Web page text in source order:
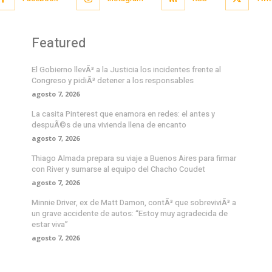
Featured
El Gobierno llevÃ³ a la Justicia los incidentes frente al
Congreso y pidiÃ³ detener a los responsables
agosto 7, 2026
La casita Pinterest que enamora en redes: el antes y
despuÃ©s de una vivienda llena de encanto
agosto 7, 2026
Thiago Almada prepara su viaje a Buenos Aires para firmar
con River y sumarse al equipo del Chacho Coudet
agosto 7, 2026
Minnie Driver, ex de Matt Damon, contÃ³ que sobreviviÃ³ a
un grave accidente de autos: “Estoy muy agradecida de
estar viva”
agosto 7, 2026